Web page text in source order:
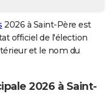
2026 à Saint-Père est
officiel de l'élection
et le nom du
2026 à Saint-